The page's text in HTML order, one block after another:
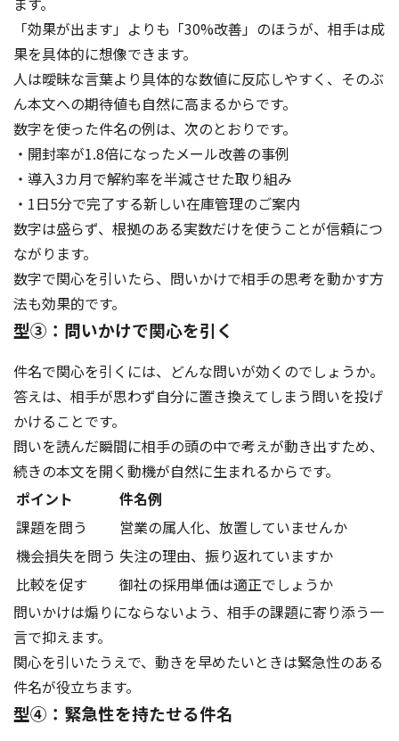
「効果が出ます」よりも「30%改善」のほうが、相手は成
果を具体的に想像できます。
人は曖昧な言葉より具体的な数値に反応しやすく、そのぶ
ん本文への期待値も自然に高まるからです。
数字を使った件名の例は、次のとおりです。
・開封率が1.8倍になったメール改善の事例
・導入3カ月で解約率を半減させた取り組み
・1日5分で完了する新しい在庫管理のご案内
数字は盛らず、根拠のある実数だけを使うことが信頼につ
ながります。
数字で関心を引いたら、問いかけで相手の思考を動かす方
法も効果的です。
型③：問いかけで関心を引く
件名で関心を引くには、どんな問いが効くのでしょうか。
答えは、相手が思わず自分に置き換えてしまう問いを投げ
かけることです。
問いを読んだ瞬間に相手の頭の中で考えが動き出すため、
続きの本文を開く動機が自然に生まれるからです。
ポイント
件名例
課題を問う
営業の属人化、放置していませんか
機会損失を問う 失注の理由、振り返れていますか
比較を促す
御社の採用単価は適正でしょうか
問いかけは煽りにならないよう、相手の課題に寄り添う一
言で抑えます。
関心を引いたうえで、動きを早めたいときは緊急性のある
件名が役立ちます。
型④：緊急性を持たせる件名